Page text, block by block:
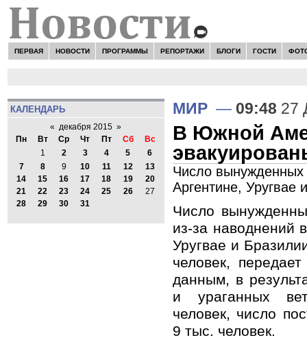
ПЕРВАЯ НОВОСТИ ПРОГРАММЫ РЕПОРТАЖИ БЛОГИ ГОСТИ
КАЛЕНДАРЬ
« декабря 2015 »
Пн
Вт Ср Чт Пт Сб
Вс
1
2 3 4 5
6
7
8 9 10 11 12
13
14
15 16 17 18 19
20
21
22 23 24 25 26
27
28
29 30 31
МИР — 09:48 27
В Южной
Число вынужденных
Аргентине, Уругвае
Число
из-за наводнений
Уругвае и
человек,
данным, в
и ураганных
человек, число
9 тыс. человек.